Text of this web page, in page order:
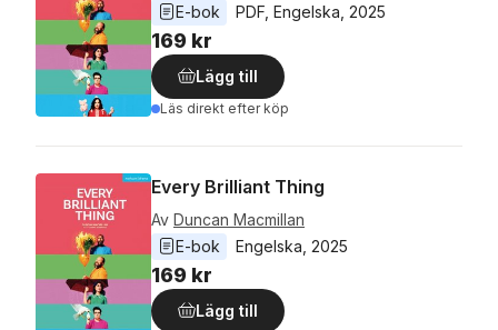
E-bok
PDF Engelska 2025
169 kr
Lägg till
Läs direkt efter köp
Every Brilliant Thing
Av Duncan Macmillan
E-bok
Engelska 2025
169 kr
Lägg till